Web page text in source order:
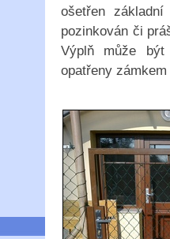
ošetřen
pozinkován či
Výplň může
opatřeny